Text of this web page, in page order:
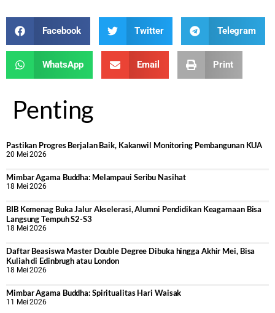
Facebook Twitter Telegram
WhatsApp Email Print
Penting
Pastikan Progres Berjalan Baik, Kakanwil Monitoring Pembangunan KUA
20 Mei 2026
Mimbar Agama Buddha: Melampaui Seribu Nasihat
18 Mei 2026
BIB Kemenag Buka Jalur Akselerasi, Alumni Pendidikan Keagamaan Bisa
Langsung Tempuh S2-S3
18 Mei 2026
Daftar Beasiswa Master Double Degree Dibuka hingga Akhir Mei, Bisa
Kuliah di Edinbrugh atau London
18 Mei 2026
Mimbar Agama Buddha: Spiritualitas Hari Waisak
11 Mei 2026